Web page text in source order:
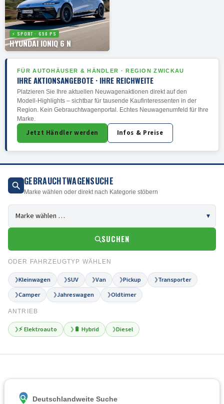
⚡ SPORT · 650 PS
HYUNDAI IONIQ 6 N
FÜR AUTOHÄUSER & HÄNDLER · REGION ZWICKAU
IHRE AKTIONSANGEBOTE · IHRE REICHWEITE
Platzieren Sie Ihre aktuellen Neuwagenaktionen direkt auf den
Modell-Highlights – sichtbar für tausende Kaufinteressenten in der
Region. Kein Gebrauchtwagenportal. Echtes Neuwagenumfeld für Ihre
Marke.
Jetzt Händler werden Infos & Preise
GEBRAUCHTWAGENSUCHE
Marke wählen oder direkt nach Kategorie stöbern
SUCHEN
ODER FAHRZEUGTYP WÄHLEN
❯Kleinwagen ❯SUV ❯Van ❯Pickup ❯Transporter
❯Camper ❯Jahreswagen ❯Oldtimer
ANTRIEB
❯⚡ Elektroauto ❯ 🔋 Hybrid ❯Diesel
Deutschlandweite Suche